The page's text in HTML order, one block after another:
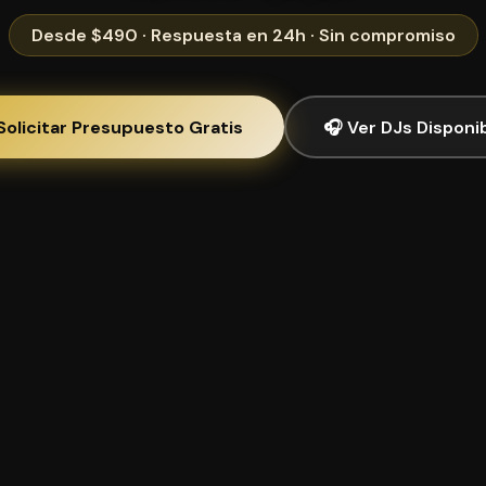
Desde $490 · Respuesta en 24h · Sin compromiso
Presupuesto Gratis 🎧 Ver DJs